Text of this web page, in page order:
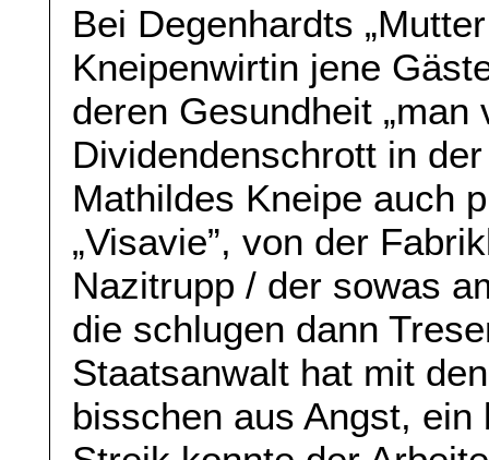
Bei Degenhardts
Kneipenwirtin jene
deren Gesundheit
Dividendenschrott in
Mathildes Kneipe auch
„Visavie”, von der
Nazitrupp / der sowas
die schlugen dann
Staatsanwalt hat mit
bisschen aus Angst, ein